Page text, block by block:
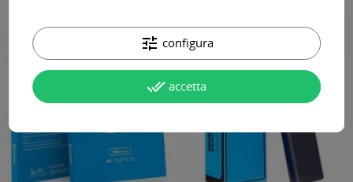
tune configura
done_all accetta